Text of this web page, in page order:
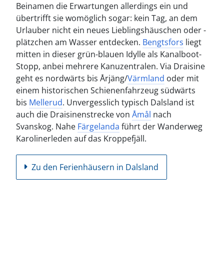
Beinamen die Erwartungen allerdings ein und
übertrifft sie womöglich sogar: kein Tag, an dem
Urlauber nicht ein neues Lieblingshäuschen oder -
plätzchen am Wasser entdecken. Bengtsfors liegt
mitten in dieser grün-blauen Idylle als Kanalboot-
Stopp, anbei mehrere Kanuzentralen. Via Draisine
geht es nordwärts bis Årjäng/Värmland oder mit
einem historischen Schienenfahrzeug südwärts
bis Mellerud. Unvergesslich typisch Dalsland ist
auch die Draisinenstrecke von Åmål nach
Svanskog. Nahe Färgelanda führt der Wanderweg
Karolinerleden auf das Kroppefjäll.
Zu den Ferienhäusern in Dalsland